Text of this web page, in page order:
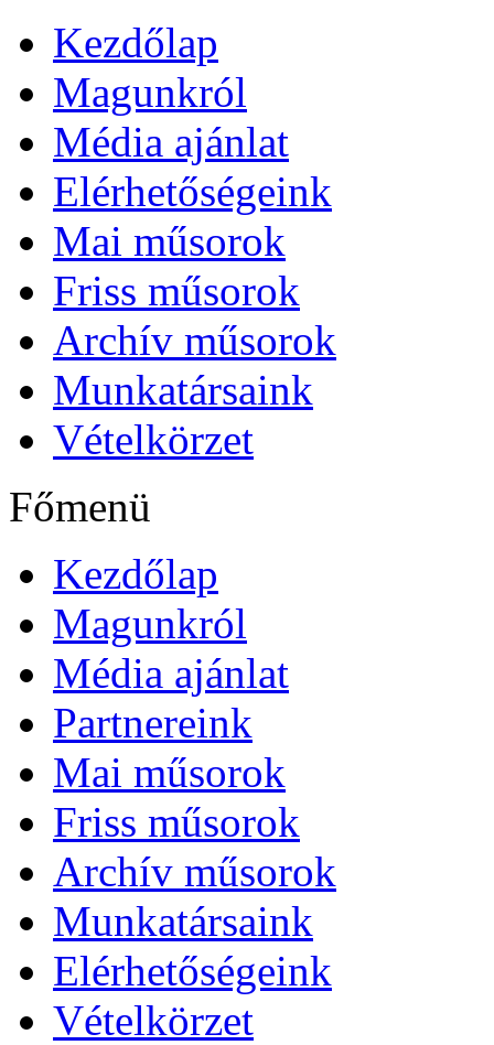
Kezdőlap
Magunkról
Média ajánlat
Elérhetőségeink
Mai műsorok
Friss műsorok
Archív műsorok
Munkatársaink
Vételkörzet
Főmenü
Kezdőlap
Magunkról
Média ajánlat
Partnereink
Mai műsorok
Friss műsorok
Archív műsorok
Munkatársaink
Elérhetőségeink
Vételkörzet